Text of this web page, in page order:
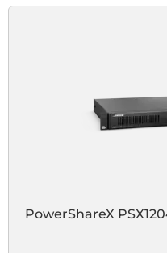
PowerShareX